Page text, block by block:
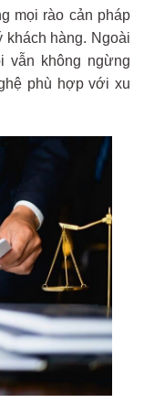
mọi rào cản pháp
khách hàng. Ngoài
vẫn không ngừng
phù hợp với xu